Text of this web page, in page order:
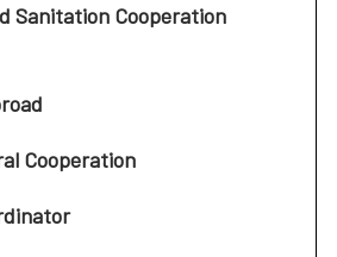
Sanitation Cooperation
Cooperation